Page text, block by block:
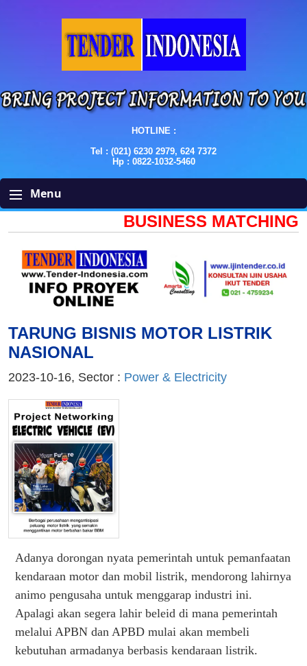
HOTLINE :
Tel : (021) 6230 2979, 624 7372
Hp : 0822-1032-5460
Menu
BUSINESS MATCHING
TARUNG BISNIS MOTOR LISTRIK
NASIONAL
2023-10-16, Sector : Power & Electricity
Adanya dorongan nyata pemerintah untuk pemanfaatan
kendaraan motor dan mobil listrik, mendorong lahirnya
animo pengusaha untuk menggarap industri ini.
Apalagi akan segera lahir beleid di mana pemerintah
melalui APBN dan APBD mulai akan membeli
kebutuhan armadanya berbasis kendaraan listrik.